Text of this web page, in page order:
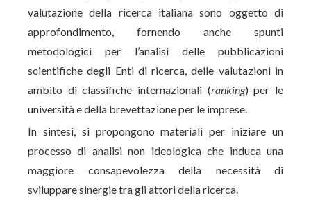
valutazione della ricerca italiana sono oggetto di
approfondimento, fornendo anche spunti
metodologici per l’analisi delle pubblicazioni
scientifiche degli Enti di ricerca, delle valutazioni in
ambito di classifiche internazionali (ranking) per le
università e della brevettazione per le imprese.
In sintesi, si propongono materiali per iniziare un
processo di analisi non ideologica che induca una
maggiore consapevolezza della necessità di
sviluppare sinergie tra gli attori della ricerca.